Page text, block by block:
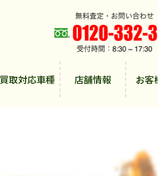
買取対応車種 店舗情報 お客